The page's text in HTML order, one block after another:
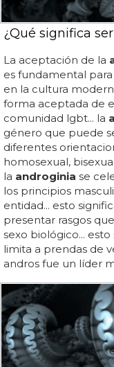
¿Qué significa
La aceptación de la
es fundamental
en la cultura
forma aceptada de
comunidad lgbt... la
género que puede
diferentes
homosexual,
la androginia se
los principios
entidad... esto
presentar rasgos
sexo biológico...
limita a prendas de
andros fue un líder